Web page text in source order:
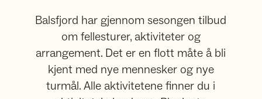
Balsfjord har gjennom sesongen tilbud
om fellesturer, aktiviteter og
arrangement. Det er en flott måte å bli
kjent med nye mennesker og nye
turmål. Alle aktivitetene finner du i